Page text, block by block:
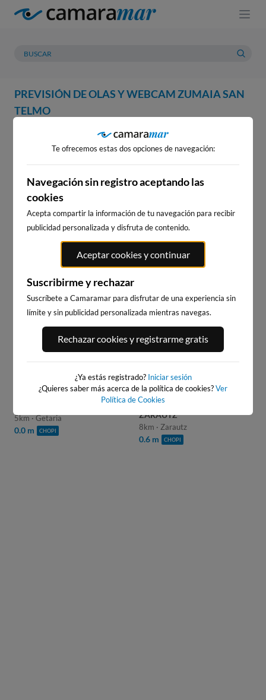
PREVISIÓN DE OLAS Y WEBCAM ZUMAIA SAN
TELMO
PREVISIÓN METEOROLOGÍA
WEBCAM ZUMAIA SAN TELMO
WEBCAMS CERCANAS
5km · Getaria
0.0 m CHOPI
ZARAUTZ
8km · Zarautz
0.6 m CHOPI
Te ofrecemos estas dos opciones de navegación:
Navegación sin registro aceptando las
cookies
Acepta compartir la información de tu navegación para recibir
publicidad personalizada y disfruta de contenido.
Aceptar cookies y continuar
Suscribirme y rechazar
Suscríbete a Camaramar para disfrutar de una experiencia sin
límite y sin publicidad personalizada mientras navegas.
Rechazar cookies y registrarme gratis
¿Ya estás registrado? Iniciar sesión
¿Quieres saber más acerca de la política de cookies?Ver
Política de Cookies